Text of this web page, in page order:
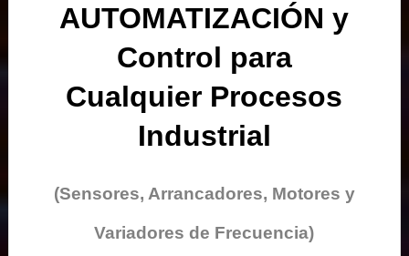
AUTOMATIZACIÓN y
Control para
Cualquier Procesos
Industrial
(Sensores, Arrancadores, Motores y
Variadores de Frecuencia)